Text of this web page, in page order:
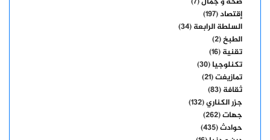
إقتصاد(197)
السلطة الرابعة(34)
الطبخ(2)
تقنية(16)
تكنلوجيا(30)
تمازيغت(21)
ثقافة(83)
جزر الكناري(132)
جهات(262)
حوادث(435)